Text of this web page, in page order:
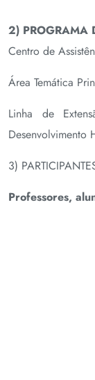
2) PROGRAMA
Centro de
Área Temática
Linha de
Desenvolvimento
3)
Professores,